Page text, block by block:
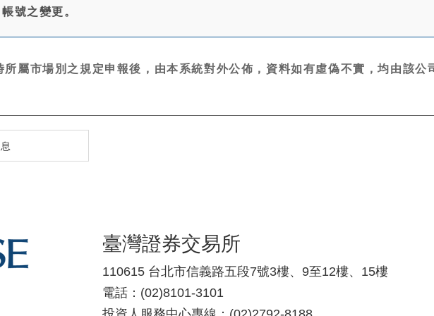
帳號之變更。
所屬市場別之規定申報後，由本系統對外公佈，資料如有虛偽不實，均由該公
臺灣證券交易所
110615 台北市信義路五段7號3樓、9至12樓、15樓
電話：(02)8101-3101